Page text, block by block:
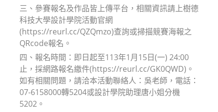
三、參賽報名及作品皆上傳平台，相關資訊請上樹德
科技大學設計學院活動官網
(https://reurl.cc/QZQmzo)查詢或掃描競賽海報之
QRcode報名。
四、報名時間：即日起至113年1月15日(一) 24:00
止，採網路報名繳件(https://reurl.cc/GK0QWD)。
如有相關問題，請洽本活動聯絡人：吳老師，電話：
07-6158000轉5204或設計學院助理唐小姐分機
5202。